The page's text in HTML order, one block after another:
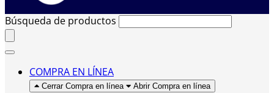
Búsqueda de productos
COMPRA EN LÍNEA
Cerrar Compra en línea Abrir Compra en línea